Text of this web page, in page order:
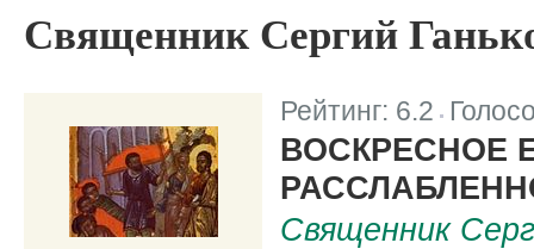
Священник Сергий
Рейтинг: 6.2
ВОСКРЕСНОЕ
Священник